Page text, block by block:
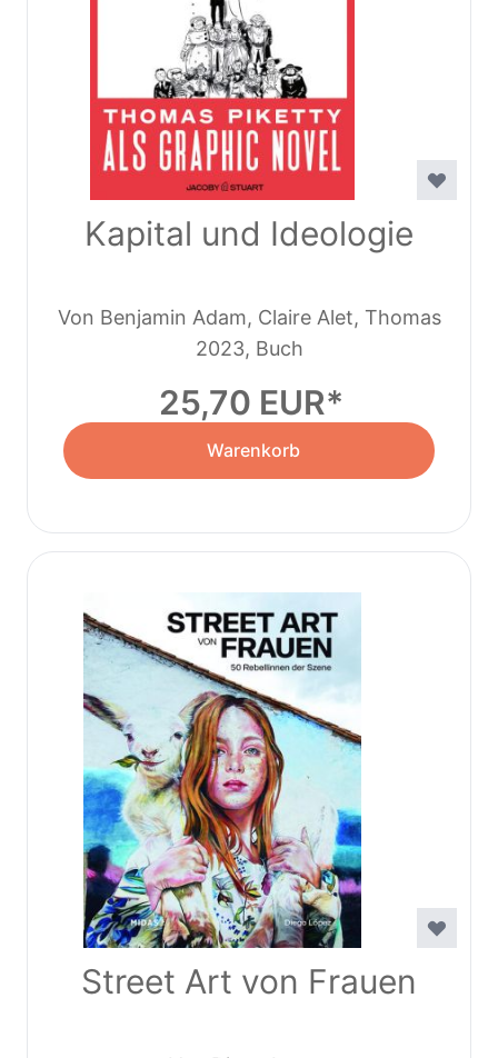
Kapital und Ideologie
Von Benjamin Adam, Claire Alet, Thomas
Piketty
2023, Buch
25,70 EUR
Warenkorb
Street Art von Frauen